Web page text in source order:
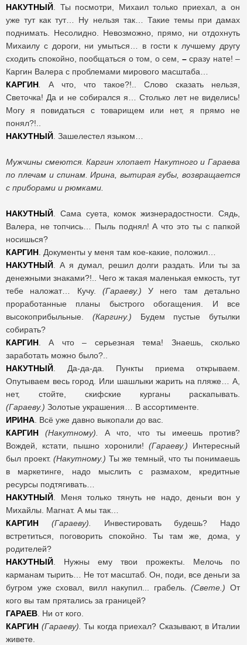
НАКУТНЫЙ . Ты посмотри, Михаил только приехал, а он
уже тут как тут… Ну нельзя так… Такие темы при дамах
поднимать. Несолидно. Невозможно, прямо, ни отдохнуть
Михаилу с дороги, ни умыться… в гости к лучшему другу
сходить спокойно, пообщаться о том, о сем,
– сразу нате! –
Каргин Валера с проблемами мирового масштаба…
КАРГИН
А что, что такое?!.. Слово сказать нельзя,
Светочка! Да и не собирался я… Столько лет не виделись!
Могу я повидаться с товарищем или нет, я прямо не
понял?!..
НАКУТНЫЙ . Зашелестел языком…
Мужчины смеются. Каргин хлопает Накутного и Гараева
по плечам и спинам. Ирина, вытирая губы, возвращается
с приборами и рюмками.
НАКУТНЫЙ . Сама суета, комок жизнерадостности. Сядь,
Валера, не топчись… Пыль поднял! А что это ты с папкой
носишься?
КАРГИН . Документы у меня там кое-какие, положил…
НАКУТНЫЙ . А я думал, решил долги раздать. Или ты за
денежными знаками?!.. Чего ж такая маленькая емкость, тут
тебе наложат… Кучу. (Гараеву.) У него там детально
проработанные планы быстрого обогащения. И все
высокоприбыльные. (Каргину.) Будем пустые бутылки
собирать?
КАРГИН . А что – серьезная тема! Знаешь, сколько
заработать можно было?..
НАКУТНЫЙ . Да-да-да. Пункты приема открываем.
Опутываем весь город. Или шашлыки жарить на пляже… А,
нет, стойте, скифские курганы раскапывать.
(Гараеву.) Золотые украшения… В ассортименте.
ИРИНА . Всё уже давно выкопали до вас.
КАРГИН
(Накутному).
А что, что ты имеешь против?
Вождей, кстати, пышно хоронили! (Гараеву.) Интересный
был проект. (Накутному.) Ты же темный, что ты понимаешь
в маркетинге, надо мыслить с размахом, кредитные
ресурсы подтягивать…
НАКУТНЫЙ . Меня только тянуть не надо, деньги вон у
Михайлы. Магнат. А мы так…
КАРГИН
(Гараеву).
Инвестировать будешь? Надо
встретиться, поговорить спокойно. Ты там же, дома, у
родителей?
НАКУТНЫЙ . Нужны ему твои прожекты. Мелочь по
карманам тырить… Не тот масштаб. Он, поди, все деньги за
бугром уже сховал, вилл накупил... грабель.(Свете.) От
кого вы там прятались за границей?
ГАРАЕВ . Ни от кого.
КАРГИН (Гараеву). Ты когда приехал? Сказывают, в Италии
живете.